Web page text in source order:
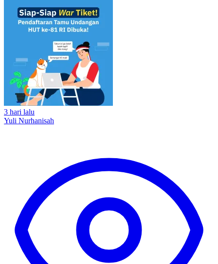
3 hari lalu
Yuli Nurhanisah